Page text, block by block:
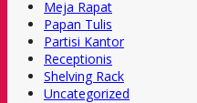
Meja Rapat
Papan Tulis
Partisi Kantor
Receptionis
Shelving Rack
Uncategorized